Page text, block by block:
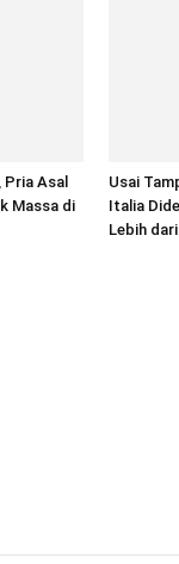
Asal
Massa di
Usai
Italia
Lebih